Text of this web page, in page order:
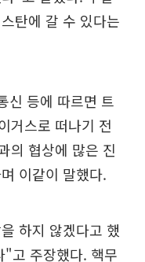
탄에 갈 수 있다는
신 등에 따르면 트
거스로 떠나기 전
의 협상에 많은 진
이같이 말했다.
하지 않겠다고 했
"고 주장했다. 핵무